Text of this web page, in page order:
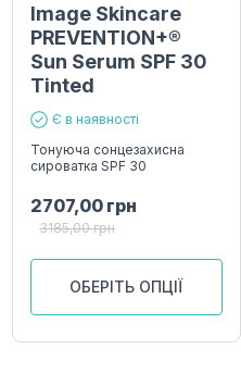
Image Skincare
PREVENTION+®
Sun Serum SPF 30
Tinted
Є в наявності
Тонуюча сонцезахисна
сироватка SPF 30
2707,00 грн
3185,00грн
ОБЕРІТЬ ОПЦІЇ